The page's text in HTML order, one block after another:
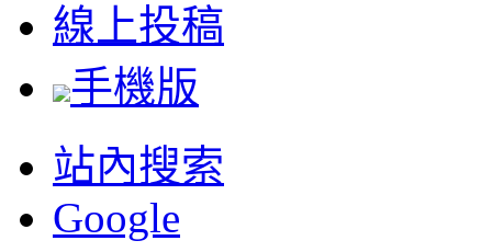
線上投稿
手機版
站內搜索
Google